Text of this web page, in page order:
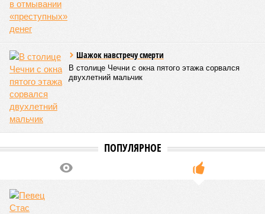
Шажок навстречу смерти
В столице Чечни с окна пятого этажа сорвался
двухлетний мальчик
ПОПУЛЯРНОЕ